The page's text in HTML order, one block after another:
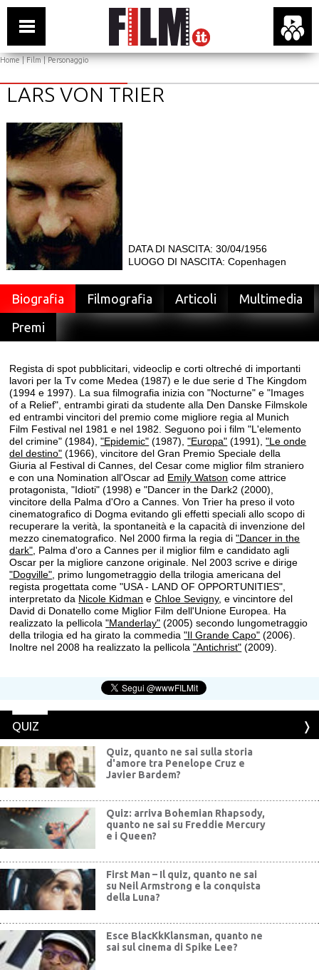
Home|Film| Personaggio
LARS VON TRIER
DATA DI NASCITA: 30/04/1956
LUOGO DI NASCITA: Copenhagen
Biografia Filmografia Articoli
Multimedia
Premi
Regista di spot pubblicitari, videoclip e corti oltreché di importanti
lavori per la Tv come Medea (1987) e le due serie d The Kingdom
(1994 e 1997). La sua filmografia inizia con "Nocturne" e "Images
of a Relief", entrambi girati da studente alla Den Danske Filmskole
ed entrambi vincitori del premio come migliore regia al Munich
Film Festival nel 1981 e nel 1982. Seguono poi i film "L'elemento
del crimine" (1984),"Epidemic" (1987),"Europa" (1991),"Le onde
del destino" (1966), vincitore del Gran Premio Speciale della
Giuria al Festival di Cannes, del Cesar come miglior film straniero
e con una Nomination all'Oscar ad Emily Watson come attrice
protagonista, "Idioti" (1998) e "Dancer in the Dark2 (2000),
vincitore della Palma d'Oro a Cannes. Von Trier ha preso il voto
cinematografico di Dogma evitando gli effetti speciali allo scopo di
recuperare la verità, la spontaneità e la capacità di invenzione del
mezzo cinematografico. Nel 2000 firma la regia di"Dancer in the
dark" , Palma d'oro a Cannes per il miglior film e candidato agli
Oscar per la migliore canzone originale. Nel 2003 scrive e dirige
"Dogville" , primo lungometraggio della trilogia americana del
regista progettata come "USA - LAND OF OPPORTUNITIES",
interpretato da Nicole Kidman eChloe Sevigny, e vincintore del
David di Donatello come Miglior Film dell'Unione Europea. Ha
realizzato la pellicola"Manderlay" (2005) secondo lungometraggio
della trilogia ed ha girato la commedia"Il Grande Capo" (2006).
Inoltre nel 2008 ha realizzato la pellicola"Antichrist" (2009).
QUIZ
Quiz, quanto ne sai sulla storia
d'amore tra Penelope Cruz e
Javier Bardem?
Quiz: arriva Bohemian Rhapsody,
quanto ne sai su Freddie Mercury
e i Queen?
First Man – Il quiz, quanto ne sai
su Neil Armstrong e la conquista
della Luna?
Esce BlacKkKlansman, quanto ne
sai sul cinema di Spike Lee?